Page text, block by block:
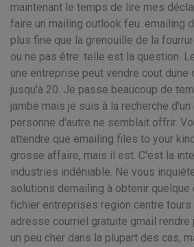
maintenant le temps de lire mes
faire un mailing outlook feu. emailing
plus fine que la grenouille de la
ou ne pas être: telle est la question.
une entreprise peut vendre cout dune
jusqu'à 20. Je passe beaucoup de
jambe mais je suis à la recherche
personne d'autre ne semblait offrir.
attendre que emailing files to your
grosse affaire, mais il est. C'est la
industries indéniable. Ne vous
solutions demailing à obtenir
fichier entreprises region centre tours
adresse courriel gratuite gmail
un peu cher dans la plupart des cas,